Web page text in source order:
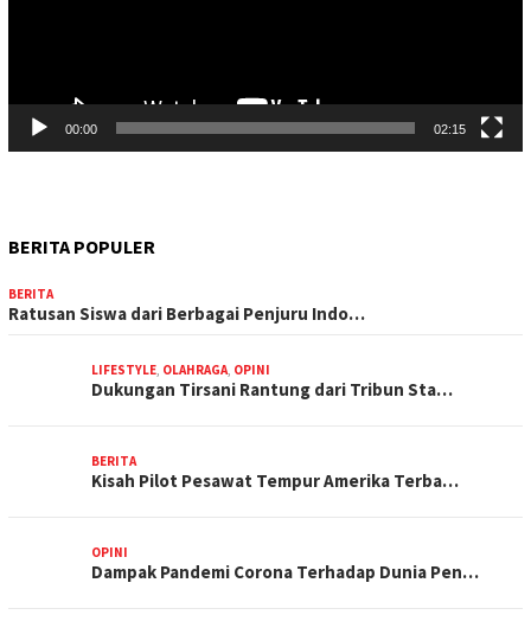
00:00 02:15
BERITA POPULER
BERITA
Ratusan Siswa dari Berbagai Penjuru Indo…
LIFESTYLE, OLAHRAGA, OPINI
Dukungan Tirsani Rantung dari Tribun Sta…
BERITA
Kisah Pilot Pesawat Tempur Amerika Terba…
OPINI
Dampak Pandemi Corona Terhadap Dunia Pen…